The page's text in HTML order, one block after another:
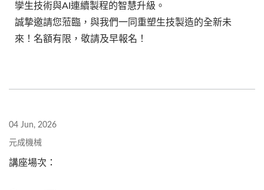
孿生技術與AI連續製程的智慧升級。
誠摯邀請您蒞臨，與我們一同重塑生技製造的全新未
來！名額有限，敬請及早報名！
04 Jun, 2026
元成機械
講座場次：